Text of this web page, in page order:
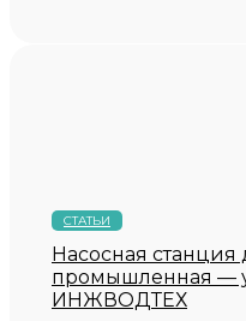
СТАТЬИ
Насосная станция
промышленная —
ИНЖВОДТЕХ